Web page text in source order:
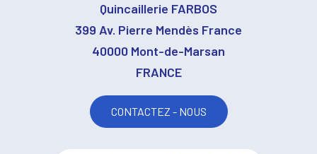
Quincaillerie FARBOS
399 Av. Pierre Mendès France
40000 Mont-de-Marsan
FRANCE
CONTACTEZ - NOUS